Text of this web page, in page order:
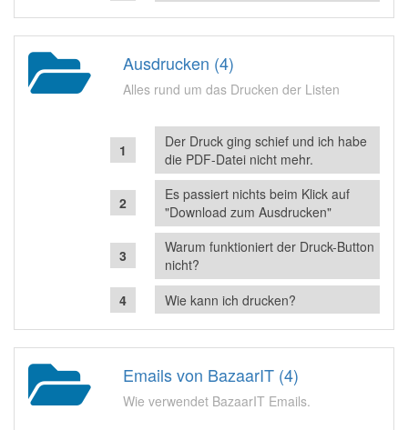
Ausdrucken (4)
Alles rund um das Drucken der Listen
Der Druck ging schief und ich habe
die PDF-Datei nicht mehr.
Es passiert nichts beim Klick auf
"Download zum Ausdrucken"
Warum funktioniert der Druck-Button
nicht?
Wie kann ich drucken?
Emails von BazaarIT (4)
Wie verwendet BazaarIT Emails.